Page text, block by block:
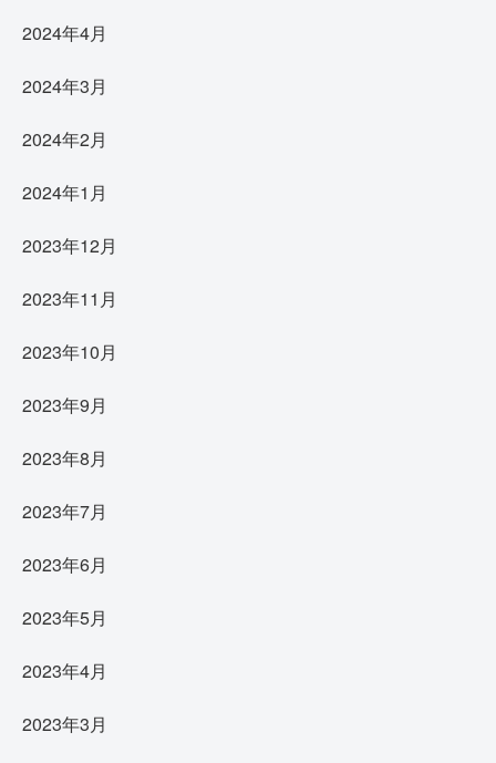
2024年4月
2024年3月
2024年2月
2024年1月
2023年12月
2023年11月
2023年10月
2023年9月
2023年8月
2023年7月
2023年6月
2023年5月
2023年4月
2023年3月